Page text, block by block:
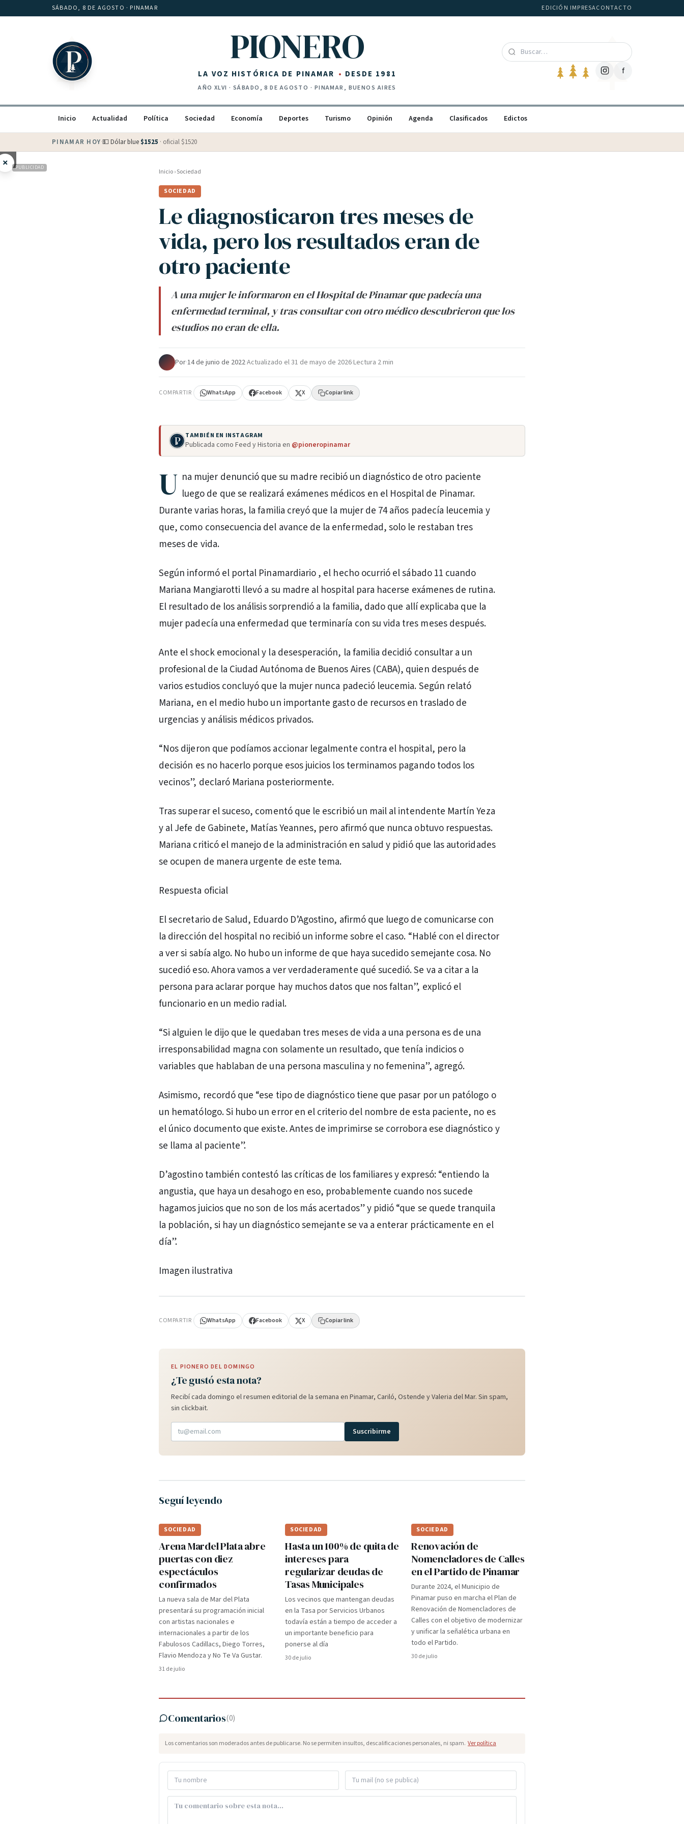
Saltar al contenidoSÁBADO, 8 DE AGOSTO · PINAMAR EDICIÓN IMPRESACONTACTO
PIONERO
LA VOZ HISTÓRICA DE PINAMAR DESDE 1981
AÑO XLVI · SÁBADO, 8 DE AGOSTO · PINAMAR, BUENOS AIRES
f
Inicio Actualidad Política Sociedad Economía Deportes Turismo Opinión Agenda Clasificados Edictos
PINAMAR HOY·💵 Dólar blue $1525 · oficial $1520
× PUBLICIDAD Inicio›Sociedad
SOCIEDAD
Le diagnosticaron tres meses de
vida, pero los resultados eran de
otro paciente
A una mujer le informaron en el Hospital de Pinamar que padecía una
enfermedad terminal, y tras consultar con otro médico descubrieron que los
estudios no eran de ella.
Por·14 de junio de 2022·Actualizado el31 de mayo de 2026·Lectura 2 min
COMPARTIR WhatsApp Facebook X Copiar link
TAMBIÉN EN INSTAGRAM
Publicada como Feed y Historia en @pioneropinamar
U na mujer denunció que su madre recibió un diagnóstico de otro paciente
luego de que se realizará exámenes médicos en el Hospital de Pinamar.
Durante varias horas, la familia creyó que la mujer de 74 años padecía leucemia y
que, como consecuencia del avance de la enfermedad, solo le restaban tres
meses de vida.
Según informó el portal Pinamardiario , el hecho ocurrió el sábado 11 cuando
Mariana Mangiarotti llevó a su madre al hospital para hacerse exámenes de rutina.
El resultado de los análisis sorprendió a la familia, dado que allí explicaba que la
mujer padecía una enfermedad que terminaría con su vida tres meses después.
Ante el shock emocional y la desesperación, la familia decidió consultar a un
profesional de la Ciudad Autónoma de Buenos Aires (CABA), quien después de
varios estudios concluyó que la mujer nunca padeció leucemia. Según relató
Mariana, en el medio hubo un importante gasto de recursos en traslado de
urgencias y análisis médicos privados.
“Nos dijeron que podíamos accionar legalmente contra el hospital, pero la
decisión es no hacerlo porque esos juicios los terminamos pagando todos los
vecinos”, declaró Mariana posteriormente.
Tras superar el suceso, comentó que le escribió un mail al intendente Martín Yeza
y al Jefe de Gabinete, Matías Yeannes, pero afirmó que nunca obtuvo respuestas.
Mariana criticó el manejo de la administración en salud y pidió que las autoridades
se ocupen de manera urgente de este tema.
Respuesta oficial
El secretario de Salud, Eduardo D’Agostino, afirmó que luego de comunicarse con
la dirección del hospital no recibió un informe sobre el caso. “Hablé con el director
a ver si sabía algo. No hubo un informe de que haya sucedido semejante cosa. No
sucedió eso. Ahora vamos a ver verdaderamente qué sucedió. Se va a citar a la
persona para aclarar porque hay muchos datos que nos faltan”, explicó el
funcionario en un medio radial.
“Si alguien le dijo que le quedaban tres meses de vida a una persona es de una
irresponsabilidad magna con solamente un resultado, que tenía indicios o
variables que hablaban de una persona masculina y no femenina”, agregó.
Asimismo, recordó que “ese tipo de diagnóstico tiene que pasar por un patólogo o
un hematólogo. Si hubo un error en el criterio del nombre de esta paciente, no es
el único documento que existe. Antes de imprimirse se corrobora ese diagnóstico y
se llama al paciente”.
D’agostino también contestó las críticas de los familiares y expresó: “entiendo la
angustia, que haya un desahogo en eso, probablemente cuando nos sucede
hagamos juicios que no son de los más acertados” y pidió “que se quede tranquila
la población, si hay un diagnóstico semejante se va a enterar prácticamente en el
día”.
Imagen ilustrativa
COMPARTIR WhatsApp Facebook X Copiar link
EL PIONERO DEL DOMINGO
¿Te gustó esta nota?
Recibí cada domingo el resumen editorial de la semana en Pinamar, Cariló, Ostende y Valeria del Mar. Sin spam,
sin clickbait.
Suscribirme
Seguí leyendo
SOCIEDAD
Arena Mardel Plata abre
puertas con diez
espectáculos
confirmados
La nueva sala de Mar del Plata
presentará su programación inicial
con artistas nacionales e
internacionales a partir de los
Fabulosos Cadillacs, Diego Torres,
Flavio Mendoza y No Te Va Gustar.
31 de julio
SOCIEDAD
Hasta un 100% de quita de
intereses para
regularizar deudas de
Tasas Municipales
Los vecinos que mantengan deudas
en la Tasa por Servicios Urbanos
todavía están a tiempo de acceder a
un importante beneficio para
ponerse al día
30 de julio
SOCIEDAD
Renovación de
Nomencladores de Calles
en el Partido de Pinamar
Durante 2024, el Municipio de
Pinamar puso en marcha el Plan de
Renovación de Nomencladores de
Calles con el objetivo de modernizar
y unificar la señalética urbana en
todo el Partido.
30 de julio
Comentarios(0)
Los comentarios son moderados antes de publicarse. No se permiten insultos, descalificaciones personales, ni spam. Ver política